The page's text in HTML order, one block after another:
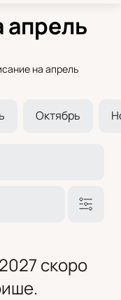
апрель
на апрель
Октябрь
скоро